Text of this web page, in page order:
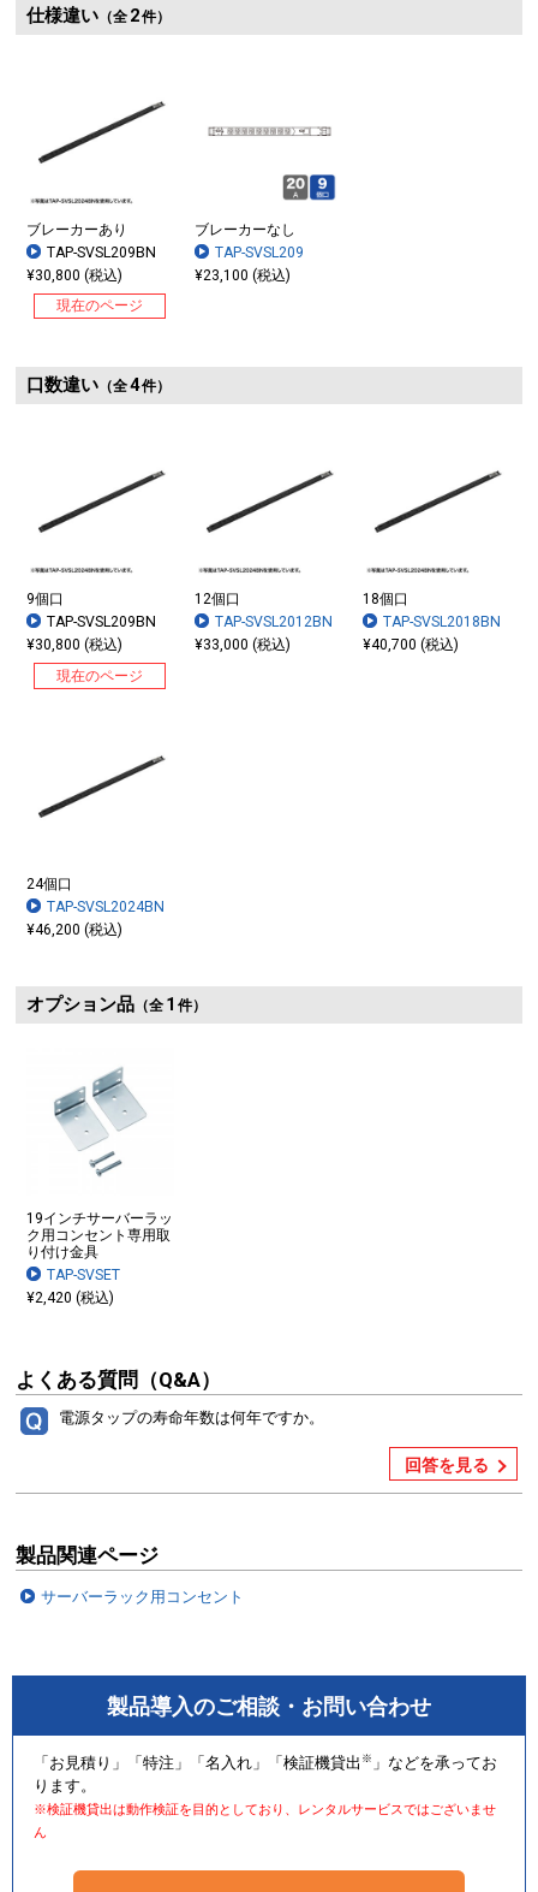
仕様違い（全 2件）
ブレーカーあり
TAP-SVSL209BN
¥30,800 (税込)
現在のページ
ブレーカーなし
TAP-SVSL209
¥23,100 (税込)
口数違い（全4件）
9個口
TAP-SVSL209BN
¥30,800 (税込)
現在のページ
12個口
TAP-SVSL2012BN
¥33,000 (税込)
18個口
TAP-SVSL2018BN
¥40,700 (税込)
24個口
TAP-SVSL2024BN
¥46,200 (税込)
オプション品（全 1 件）
19インチサーバーラッ
ク用コンセント専用取
り付け金具
TAP-SVSET
¥2,420 (税込)
よくある質問（Q&A）
電源タップの寿命年数は何年ですか。
回答を見る
製品関連ページ
サーバーラック用コンセント
製品導入のご相談・お問い合わせ
「お見積り」「特注」「名入れ」「検証機貸出 ※ 」などを承ってお
ります。
※検証機貸出は動作検証を目的としており、レンタルサービスではございませ
ん